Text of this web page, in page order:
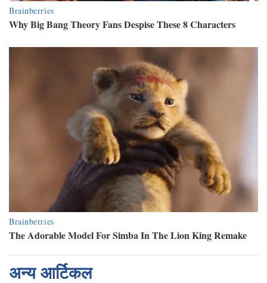
अन्य आर्टिकल